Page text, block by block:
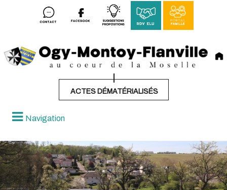
ACTES DÉMATÉRIALISÉS
Navigation